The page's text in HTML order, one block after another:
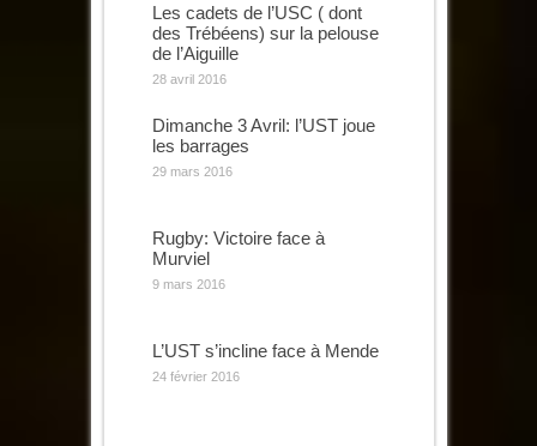
Les cadets de l’USC ( dont
des Trébéens) sur la pelouse
de l’Aiguille
28 avril 2016
Dimanche 3 Avril: l’UST joue
les barrages
29 mars 2016
Rugby: Victoire face à
Murviel
9 mars 2016
L’UST s’incline face à Mende
24 février 2016